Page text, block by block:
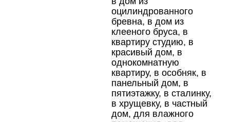
оцилиндрованного
бревна, в дом из
клееного бруса, в
квартиру студию, в
красивый дом, в
однокомнатную
квартиру, в особняк, в
панельный дом, в
пятиэтажку, в сталинку,
в хрущевку, в частный
дом, для влажного